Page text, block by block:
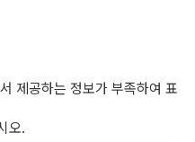
제공하는 정보가 부족하여 표
오.